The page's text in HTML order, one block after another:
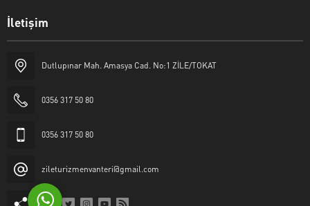
İletişim
Dutlupınar Mah. Amasya Cad. No:1 ZİLE/TOKAT
0356 317 50 80
0356 317 50 80
zileturizmenvanteri@gmail.com